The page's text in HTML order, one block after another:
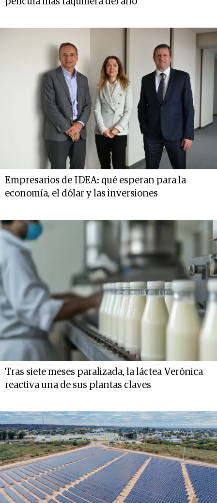
Empresarios de IDEA: qué esperan para la
economía, el dólar y las inversiones
Tras siete meses paralizada, la láctea Verónica
reactiva una de sus plantas claves